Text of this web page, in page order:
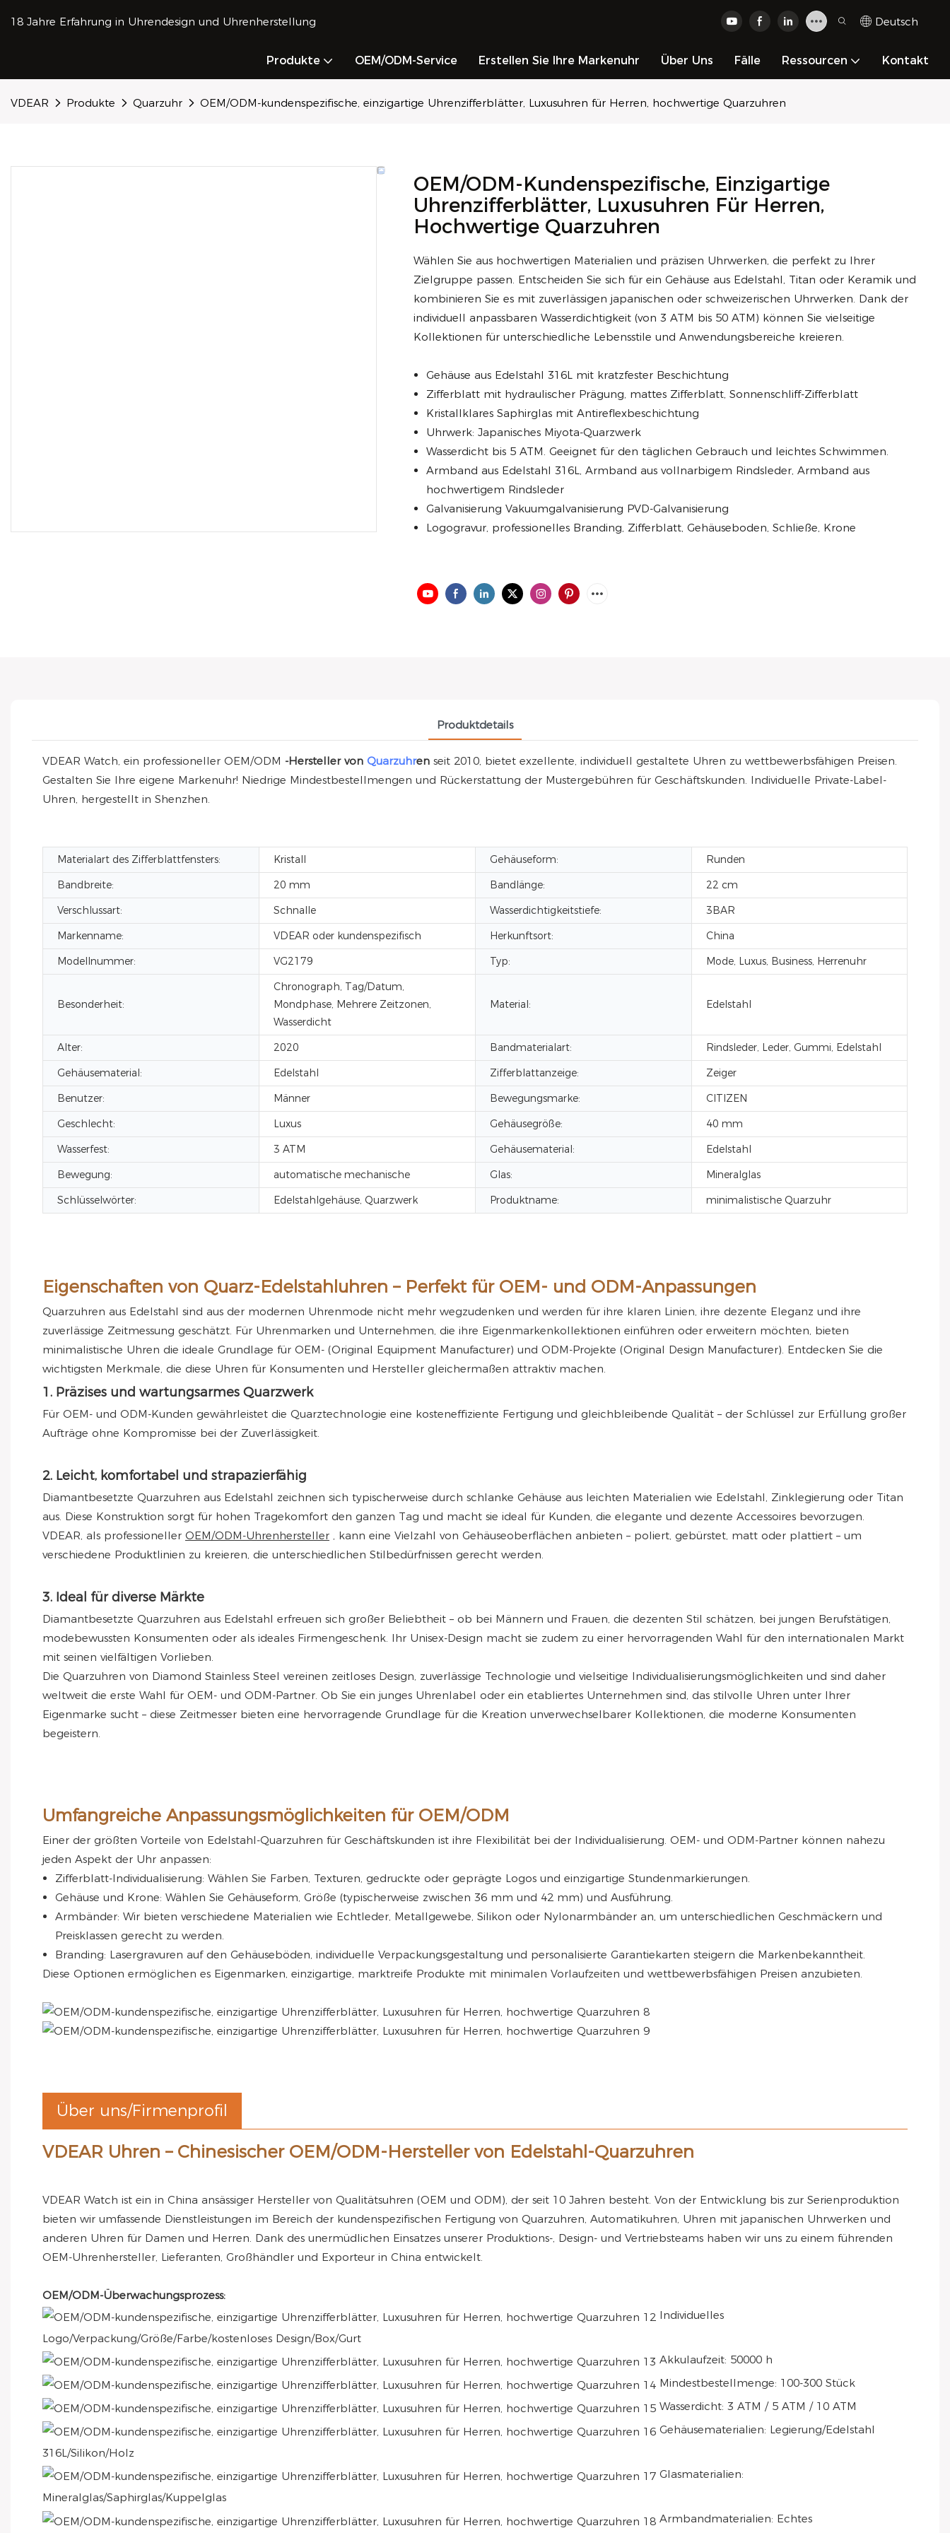
18 Jahre Erfahrung in Uhrendesign und Uhrenherstellung Deutsch
Produkte OEM/ODM-Service Erstellen Sie Ihre Markenuhr Über Uns Fälle Ressourcen Kontakt
VDEAR Produkte Quarzuhr OEM/ODM-kundenspezifische, einzigartige Uhrenzifferblätter, Luxusuhren für Herren, hochwertige Quarzuhren
OEM/ODM-Kundenspezifische, Einzigartige
Uhrenzifferblätter, Luxusuhren Für Herren,
Hochwertige Quarzuhren
Wählen Sie aus hochwertigen Materialien und präzisen Uhrwerken, die perfekt zu Ihrer
Zielgruppe passen. Entscheiden Sie sich für ein Gehäuse aus Edelstahl, Titan oder Keramik und
kombinieren Sie es mit zuverlässigen japanischen oder schweizerischen Uhrwerken. Dank der
individuell anpassbaren Wasserdichtigkeit (von 3 ATM bis 50 ATM) können Sie vielseitige
Kollektionen für unterschiedliche Lebensstile und Anwendungsbereiche kreieren.
Gehäuse aus Edelstahl 316L mit kratzfester Beschichtung
Zifferblatt mit hydraulischer Prägung, mattes Zifferblatt, Sonnenschliff-Zifferblatt
Kristallklares Saphirglas mit Antireflexbeschichtung
Uhrwerk: Japanisches Miyota-Quarzwerk
Wasserdicht bis 5 ATM. Geeignet für den täglichen Gebrauch und leichtes Schwimmen.
Armband aus Edelstahl 316L, Armband aus vollnarbigem Rindsleder, Armband aus
hochwertigem Rindsleder
Galvanisierung Vakuumgalvanisierung PVD-Galvanisierung
Logogravur, professionelles Branding, Zifferblatt, Gehäuseboden, Schließe, Krone
Produktdetails
VDEAR Watch, ein professioneller OEM/ODM -Hersteller von Quarzuhren seit 2010, bietet exzellente, individuell gestaltete Uhren zu wettbewerbsfähigen Preisen.
Gestalten Sie Ihre eigene Markenuhr! Niedrige Mindestbestellmengen und Rückerstattung der Mustergebühren für Geschäftskunden. Individuelle Private-Label-
Uhren, hergestellt in Shenzhen.
Materialart des Zifferblattfensters: Kristall Gehäuseform:
Runden
Bandbreite:
20 mm Bandlänge:
22 cm
Verschlussart:
Schnalle Wasserdichtigkeitstiefe:
3BAR
Markenname:
VDEAR oder kundenspezifisch Herkunftsort:
China
Modellnummer:
VG2179 Typ: Mode, Luxus, Business, Herrenuhr
Besonderheit:
Chronograph, Tag/Datum,
Mondphase, Mehrere Zeitzonen,
Wasserdicht
Material: Edelstahl
Alter: 2020 Bandmaterialart:
Rindsleder, Leder, Gummi, Edelstahl
Gehäusematerial:
Edelstahl Zifferblattanzeige:
Zeiger
Benutzer:
Männer Bewegungsmarke:
CITIZEN
Geschlecht:
Luxus Gehäusegröße:
40 mm
Wasserfest:
3 ATM Gehäusematerial:
Edelstahl
Bewegung:
automatische mechanische Glas:
Mineralglas
Schlüsselwörter:
Edelstahlgehäuse, Quarzwerk Produktname: minimalistische Quarzuhr
Eigenschaften von Quarz-Edelstahluhren – Perfekt für OEM- und ODM-Anpassungen
Quarzuhren aus Edelstahl sind aus der modernen Uhrenmode nicht mehr wegzudenken und werden für ihre klaren Linien, ihre dezente Eleganz und ihre
zuverlässige Zeitmessung geschätzt. Für Uhrenmarken und Unternehmen, die ihre Eigenmarkenkollektionen einführen oder erweitern möchten, bieten
minimalistische Uhren die ideale Grundlage für OEM- (Original Equipment Manufacturer) und ODM-Projekte (Original Design Manufacturer). Entdecken Sie die
wichtigsten Merkmale, die diese Uhren für Konsumenten und Hersteller gleichermaßen attraktiv machen.
1. Präzises und wartungsarmes Quarzwerk
Für OEM- und ODM-Kunden gewährleistet die Quarztechnologie eine kosteneffiziente Fertigung und gleichbleibende Qualität – der Schlüssel zur Erfüllung großer
Aufträge ohne Kompromisse bei der Zuverlässigkeit.
2. Leicht, komfortabel und strapazierfähig
Diamantbesetzte Quarzuhren aus Edelstahl zeichnen sich typischerweise durch schlanke Gehäuse aus leichten Materialien wie Edelstahl, Zinklegierung oder Titan
aus. Diese Konstruktion sorgt für hohen Tragekomfort den ganzen Tag und macht sie ideal für Kunden, die elegante und dezente Accessoires bevorzugen.
VDEAR, als professioneller OEM/ODM-Uhrenhersteller , kann eine Vielzahl von Gehäuseoberflächen anbieten – poliert, gebürstet, matt oder plattiert – um
verschiedene Produktlinien zu kreieren, die unterschiedlichen Stilbedürfnissen gerecht werden.
3. Ideal für diverse Märkte
Diamantbesetzte Quarzuhren aus Edelstahl erfreuen sich großer Beliebtheit – ob bei Männern und Frauen, die dezenten Stil schätzen, bei jungen Berufstätigen,
modebewussten Konsumenten oder als ideales Firmengeschenk. Ihr Unisex-Design macht sie zudem zu einer hervorragenden Wahl für den internationalen Markt
mit seinen vielfältigen Vorlieben.
Die Quarzuhren von Diamond Stainless Steel vereinen zeitloses Design, zuverlässige Technologie und vielseitige Individualisierungsmöglichkeiten und sind daher
weltweit die erste Wahl für OEM- und ODM-Partner. Ob Sie ein junges Uhrenlabel oder ein etabliertes Unternehmen sind, das stilvolle Uhren unter Ihrer
Eigenmarke sucht – diese Zeitmesser bieten eine hervorragende Grundlage für die Kreation unverwechselbarer Kollektionen, die moderne Konsumenten
begeistern.
Umfangreiche Anpassungsmöglichkeiten für OEM/ODM
Einer der größten Vorteile von Edelstahl-Quarzuhren für Geschäftskunden ist ihre Flexibilität bei der Individualisierung. OEM- und ODM-Partner können nahezu
jeden Aspekt der Uhr anpassen:
Zifferblatt-Individualisierung: Wählen Sie Farben, Texturen, gedruckte oder geprägte Logos und einzigartige Stundenmarkierungen.
Gehäuse und Krone: Wählen Sie Gehäuseform, Größe (typischerweise zwischen 36 mm und 42 mm) und Ausführung.
Armbänder: Wir bieten verschiedene Materialien wie Echtleder, Metallgewebe, Silikon oder Nylonarmbänder an, um unterschiedlichen Geschmäckern und
Preisklassen gerecht zu werden.
Branding: Lasergravuren auf den Gehäuseböden, individuelle Verpackungsgestaltung und personalisierte Garantiekarten steigern die Markenbekanntheit.
Diese Optionen ermöglichen es Eigenmarken, einzigartige, marktreife Produkte mit minimalen Vorlaufzeiten und wettbewerbsfähigen Preisen anzubieten.
Über uns/Firmenprofil
VDEAR Uhren – Chinesischer OEM/ODM-Hersteller von Edelstahl-Quarzuhren
VDEAR Watch ist ein in China ansässiger Hersteller von Qualitätsuhren (OEM und ODM), der seit 10 Jahren besteht. Von der Entwicklung bis zur Serienproduktion
bieten wir umfassende Dienstleistungen im Bereich der kundenspezifischen Fertigung von Quarzuhren, Automatikuhren, Uhren mit japanischen Uhrwerken und
anderen Uhren für Damen und Herren. Dank des unermüdlichen Einsatzes unserer Produktions-, Design- und Vertriebsteams haben wir uns zu einem führenden
OEM-Uhrenhersteller, Lieferanten, Großhändler und Exporteur in China entwickelt.
OEM/ODM-Überwachungsprozess:
Individuelles
Logo/Verpackung/Größe/Farbe/kostenloses Design/Box/Gurt
Akkulaufzeit: 50000 h
Mindestbestellmenge: 100-300 Stück
Wasserdicht: 3 ATM / 5 ATM / 10 ATM
Gehäusematerialien: Legierung/Edelstahl
316L/Silikon/Holz
Glasmaterialien:
Mineralglas/Saphirglas/Kuppelglas
Armbandmaterialien: Echtes